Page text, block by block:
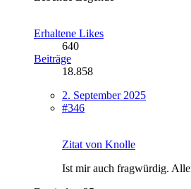
Erhaltene Likes
640
Beiträge
18.858
2. September 2025
#346
Zitat von Knolle
Ist mir auch fragwürdig.